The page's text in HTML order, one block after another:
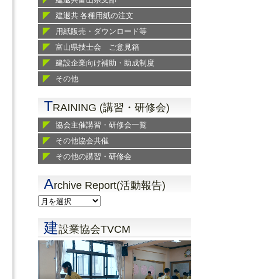
建退共 各種用紙の注文
用紙販売・ダウンロード等
富山県技士会 ご意見箱
建設企業向け補助・助成制度
その他
TRAINING (講習・研修会)
協会主催講習・研修会一覧
その他協会共催
その他の講習・研修会
Archive Report(活動報告)
建設業協会TVCM